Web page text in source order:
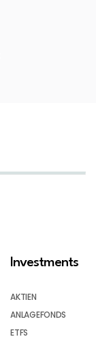
Investments
AKTIEN
ANLAGEFONDS
ETFS